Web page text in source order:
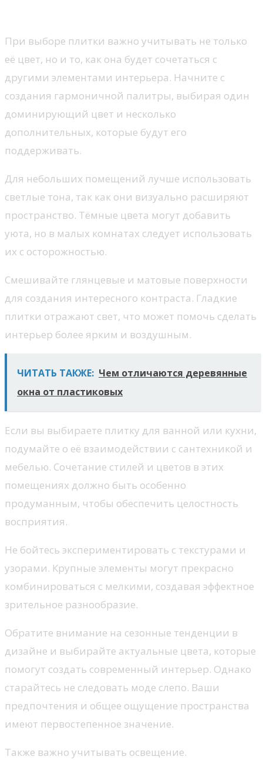
При выборе плитки важно учитывать не только
её цвет, но и то, как она будет сочетаться с
другими элементами интерьера. Начните с
создания гармоничной палитры, выбирая один
доминирующий цвет и несколько
дополнительных, которые будут его
поддерживать.
Для небольших помещений лучше использовать
светлые тона, так как они визуально расширяют
пространство. Тёмные цвета могут добавить
уюта, но в малых комнатах следует использовать
их с осторожностью.
Смешивайте глянцевые и матовые поверхности
для создания интересного контраста. Гладкие
плитки отражают свет, что может помочь сделать
интерьер более ярким и воздушным.
ЧИТАТЬ ТАКЖЕ: Чем отличаются деревянные
окна от пластиковых
Если вы выбираете плитку для ванной или кухни,
подумайте о её взаимодействии с сантехникой и
мебелью. Сочетание стилей и цветов в этих
помещениях должно быть особенно
продуманным, чтобы обеспечить целостность
восприятия.
Не бойтесь экспериментировать с текстурами и
узорами. Крупные элементы могут прекрасно
комбинироваться с мелкими, создавая эффектное
зрительное разнообразие.
Обратите внимание на сезонные тенденции в
дизайне и выбирайте актуальные цвета, которые
помогут создать современный интерьер. Однако
старайтесь не следовать моде слепо. Ваши
предпочтения и общее ощущение пространства
имеют первостепенное значение.
Также важно учитывать освещение.